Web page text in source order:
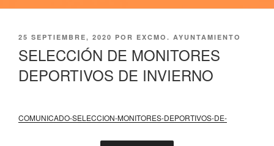
PUBLICADO
25 SEPTIEMBRE, 2020 POR EXCMO. AYUNTAMIENTO
SELECCIÓN DE MONITORES
DEPORTIVOS DE INVIERNO
COMUNICADO-SELECCION-MONITORES-DEPORTIVOS-DE-